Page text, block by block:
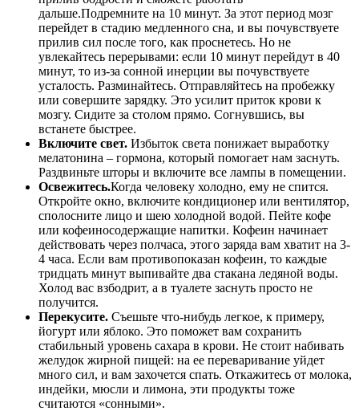
дальше.Подремните на 10 минут. За этот период мозг
перейдет в стадию медленного сна, и вы почувствуете
прилив сил после того, как проснетесь. Но не
увлекайтесь перерывами: если 10 минут перейдут в 40
минут, то из-за сонной инерции вы почувствуете
усталость. Разминайтесь. Отправляйтесь на пробежку
или совершите зарядку. Это усилит приток крови к
мозгу. Сидите за столом прямо. Согнувшись, вы
встанете быстрее.
Включите свет. Избыток света понижает выработку
мелатонина – гормона, который помогает нам заснуть.
Раздвиньте шторы и включите все лампы в помещении.
Освежитесь.Когда человеку холодно, ему не спится.
Откройте окно, включите кондиционер или вентилятор,
сполосните лицо и шею холодной водой. Пейте кофе
или кофеиносодержащие напитки. Кофеин начинает
действовать через полчаса, этого заряда вам хватит на 3-
4 часа. Если вам противопоказан кофеин, то каждые
тридцать минут выпивайте два стакана ледяной воды.
Холод вас взбодрит, а в туалете заснуть просто не
получится.
Перекусите. Съешьте что-нибудь легкое, к примеру,
йогурт или яблоко. Это поможет вам сохранить
стабильный уровень сахара в крови. Не стоит набивать
желудок жирной пищей: на ее переваривание уйдет
много сил, и вам захочется спать. Откажитесь от молока,
индейки, мюсли и лимона, эти продукты тоже
считаются «сонными».